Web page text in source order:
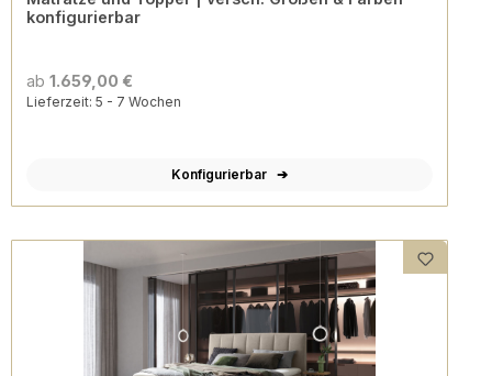
konfigurierbar
ab 1.659,00 €
Lieferzeit: 5 - 7 Wochen
Konfigurierbar